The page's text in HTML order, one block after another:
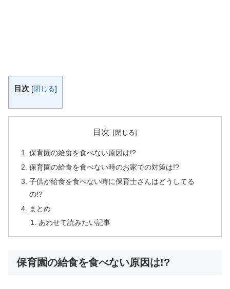
目次 [閉じる]
目次
保育園の給食を食べない原因は!?
保育園の給食を食べない時のお家での対策は!?
子供が給食を食べない時に保育士さんはどうしてる
の!?
まとめ
あわせて読みたい記事
保育園の給食を食べない原因は!?